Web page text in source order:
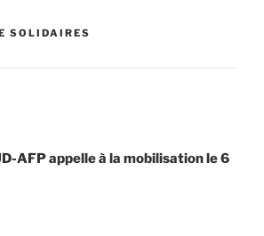
SOLIDAIRES
AFP appelle à la mobilisation le 6